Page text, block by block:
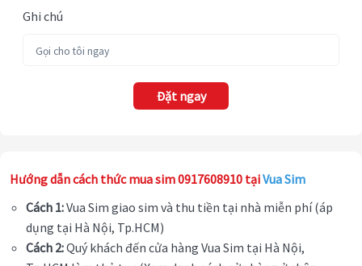
Ghi chú
Đặt ngay
Hướng dẫn cách thức mua sim 0917608910 tạiVua Sim
Cách 1:Vua Sim giao sim và thu tiền tại nhà miễn phí (áp
dụng tại Hà Nội, Tp.HCM)
Cách 2:Quý khách đến cửa hàng Vua Sim tại Hà Nội,